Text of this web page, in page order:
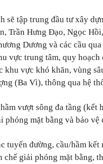
sẽ tập trung đầu tư xây
Trần Hưng Đạo, Ngọc
Dương và các cầu
vực trung tâm, quy
khu vực khó khăn, vùng
(Ba Vì), thông qua hệ
vượt sông đa tầng (kết
mặt bằng và bảo vệ
tuyến đường, cầu/hầm
giải phóng mặt bằng,